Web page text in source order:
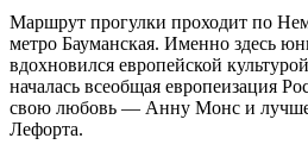
Маршрут прогулки проходит по
метро Бауманская. Именно здесь
вдохновился европейской
началась всеобщая европеизация
свою любовь — Анну Монс и
Лефорта.